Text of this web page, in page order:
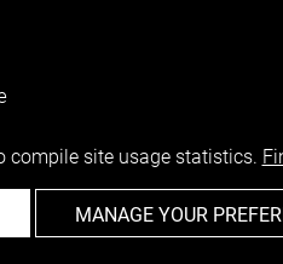
compile site usage statistics.
MANAGE YOUR